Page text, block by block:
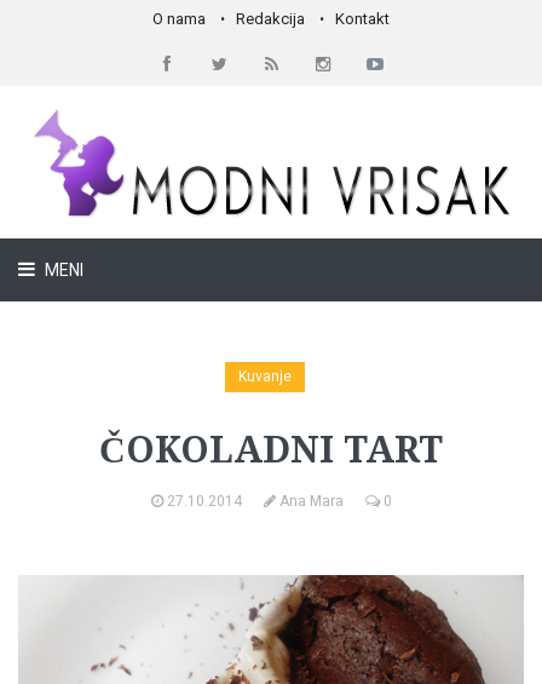
O nama Redakcija Kontakt
MENI
Kuvanje
ČOKOLADNI TART
27.10.2014 Ana Mara 0